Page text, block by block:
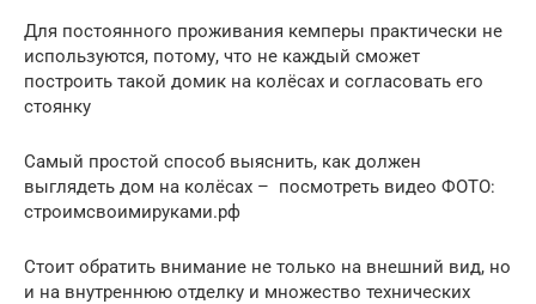
Для постоянного проживания кемперы практически не
используются, потому, что не каждый сможет
построить такой домик на колёсах и согласовать его
стоянку
Самый простой способ выяснить, как должен
выглядеть дом на колёсах – посмотреть видео ФОТО:
строимсвоимируками.рф
Стоит обратить внимание не только на внешний вид, но
и на внутреннюю отделку и множество технических